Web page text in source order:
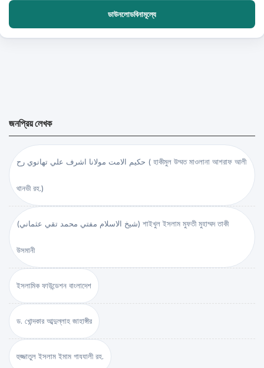
ডাউনলোডবিনামূল্যে
জনপ্রিয় লেখক
حكيم الامت مولانا اشرف علي تهانوي رح ( হাকীমুল উম্মত মাওলানা আশরাফ আলী
থানভী রহ.)
(شيخ الاسلام مفتي محمد تقي عثماني) শাইখুল ইসলাম মুফতী মুহাম্মদ তাকী
উসমানী
ইসলামিক ফাউন্ডেশন বাংলাদেশ
ড. খোন্দকার আব্দুল্লাহ জাহাঙ্গীর
হুজ্জাতুল ইসলাম ইমাম গাযযালী রহ.